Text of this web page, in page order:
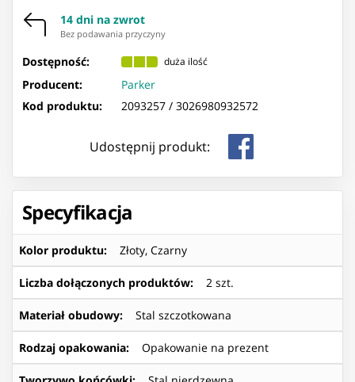
14 dni na zwrot
Bez podawania przyczyny
Dostępność: duża ilość
Producent:
Parker
Kod produktu:
2093257 / 3026980932572
Udostępnij produkt:
Specyfikacja
Kolor produktu: Złoty, Czarny
Liczba dołączonych produktów: 2 szt.
Materiał obudowy: Stal szczotkowana
Rodzaj opakowania: Opakowanie na prezent